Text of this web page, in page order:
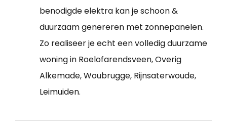
benodigde elektra kan je schoon &
duurzaam genereren met zonnepanelen.
Zo realiseer je echt een volledig duurzame
woning in Roelofarendsveen, Overig
Alkemade, Woubrugge, Rijnsaterwoude,
Leimuiden.